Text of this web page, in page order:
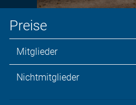
Preise
Mitglieder
Nichtmitglieder